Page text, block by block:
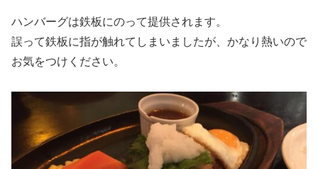
ハンバーグは鉄板にのって提供されます。
誤って鉄板に指が触れてしまいましたが、かなり熱いので
お気をつけください。